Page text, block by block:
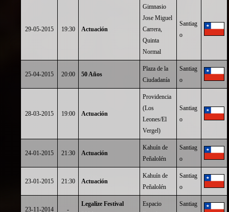
29-05-2015 19:30 Actuación
Gimnasio
Jose Miguel
Carrera,
Quinta
Normal
Santiag
o
25-04-2015 20:00 50 Años
Plaza de la
Ciudadanía
Santiag
o
28-03-2015 19:00 Actuación
Providencia
(Los
Leones/El
Vergel)
Santiag
o
24-01-2015 21:30 Actuación
Kahuín de
Peñalolén
Santiag
o
23-01-2015 21:30 Actuación
Kahuín de
Peñalolén
Santiag
o
23-11-2014 -
Legalize Festival
Espacio
Santiag